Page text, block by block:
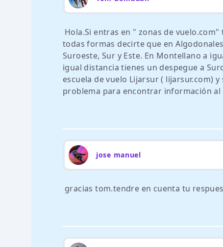
Hola.Si entras en " zonas de
todas formas decirte que en
Suroeste, Sur y Este. En Montellano a
igual distancia tienes un despegue a
escuela de vuelo Lijarsur ( lijarsur.com)
problema para encontrar información al
jose manuel
gracias tom.tendre en cuenta tu